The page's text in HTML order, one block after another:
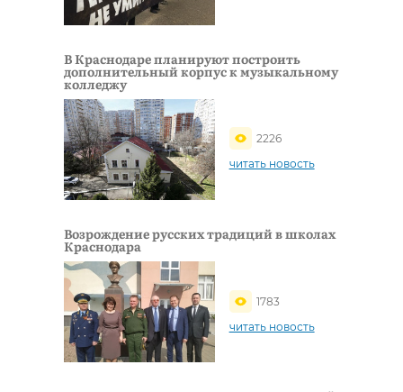
В Краснодаре планируют построить
дополнительный корпус к музыкальному
колледжу
2226
читать новость
Возрождение русских традиций в школах
Краснодара
1783
читать новость